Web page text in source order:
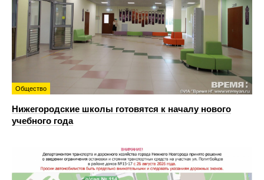
Общество
Нижегородские школы готовятся к началу нового
учебного года